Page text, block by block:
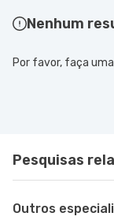
Nenhum
Por favor, faça
Pesquisas
Outros